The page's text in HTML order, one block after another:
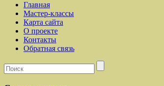
Главная
Мастер-классы
Карта сайта
О проекте
Контакты
Обратная связь